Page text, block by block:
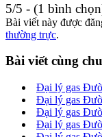
5/5 - (1 bình
Bài viết này được
thường trực.
Bài viết cùng
Đại lý gas
Đại lý gas
Đại lý gas
Đại lý gas